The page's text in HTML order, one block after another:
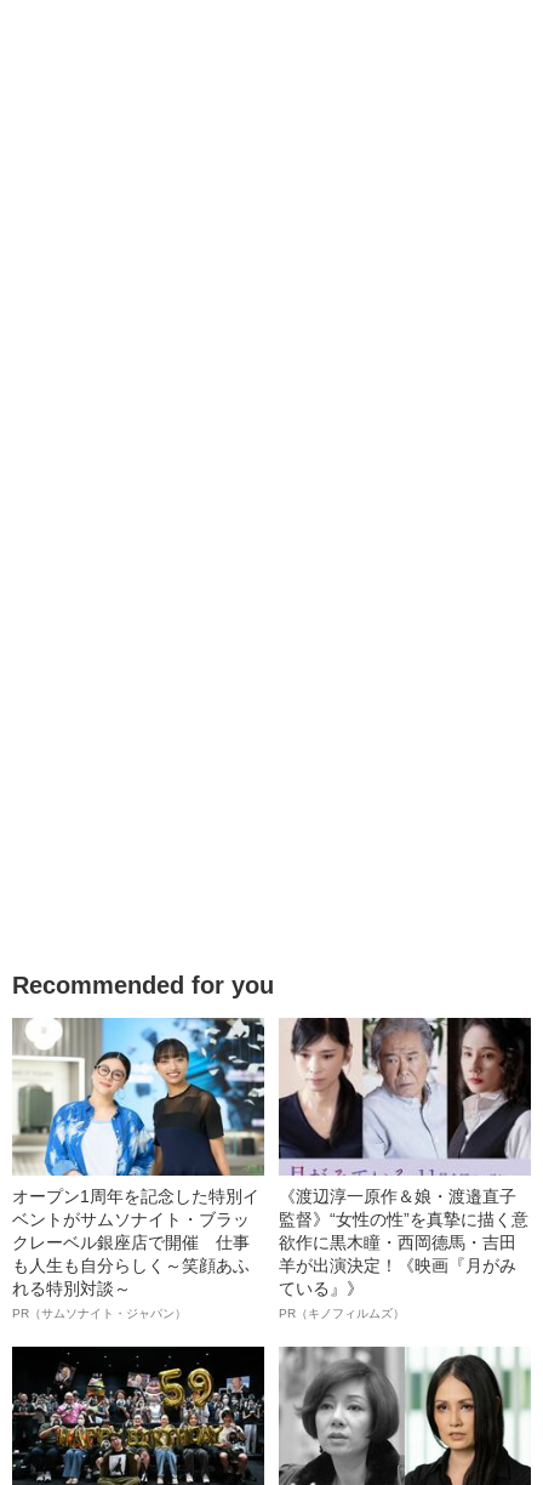
Recommended for you
オープン1周年を記念した特別イ
ベントがサムソナイト・ブラッ
クレーベル銀座店で開催 仕事
も人生も自分らしく～笑顔あふ
れる特別対談～
PR（サムソナイト・ジャパン）
《渡辺淳一原作＆娘・渡邉直子
監督》“女性の性”を真摯に描く意
欲作に黒木瞳・西岡德馬・吉田
羊が出演決定！《映画『月がみ
ている』》
PR（キノフィルムズ）